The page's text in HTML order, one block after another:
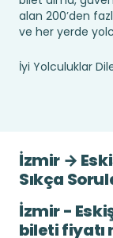
alan 200’den
ve her yerde
İyi Yolculuklar
İzmir →
Sıkça
İzmir -
bileti fiyatı